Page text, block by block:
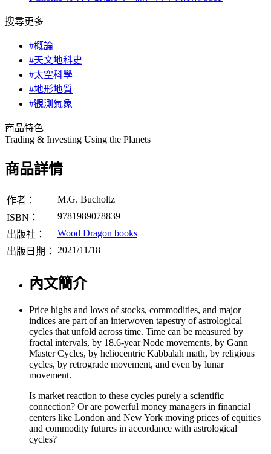
搜尋更多
#概論
#天文地科史
#太空科學
#地形地質
#觀測氣象
商品特色
Trading & Investing Using the Planets
商品詳情
作者：
M.G. Bucholtz
ISBN：
9781989078839
出版社：
Wood Dragon books
出版日期：
2021/11/18
內文簡介
Price highs and lows of stocks, commodities, and major
indices are part of an interwoven tapestry of astrological
cycles that unfold across time. Time can be measured by
fractal intervals, by 18.6-year Node movements, by Gann
Master Cycles, by heliocentric Kabbalah math, by religious
cycles, by retrograde movement, and even by lunar
movement.
Is market reaction to these cycles purely a scientific
connection? Or are powerful money managers in financial
centers like London and New York moving prices of equities
and commodity futures in accordance with astrological
cycles?